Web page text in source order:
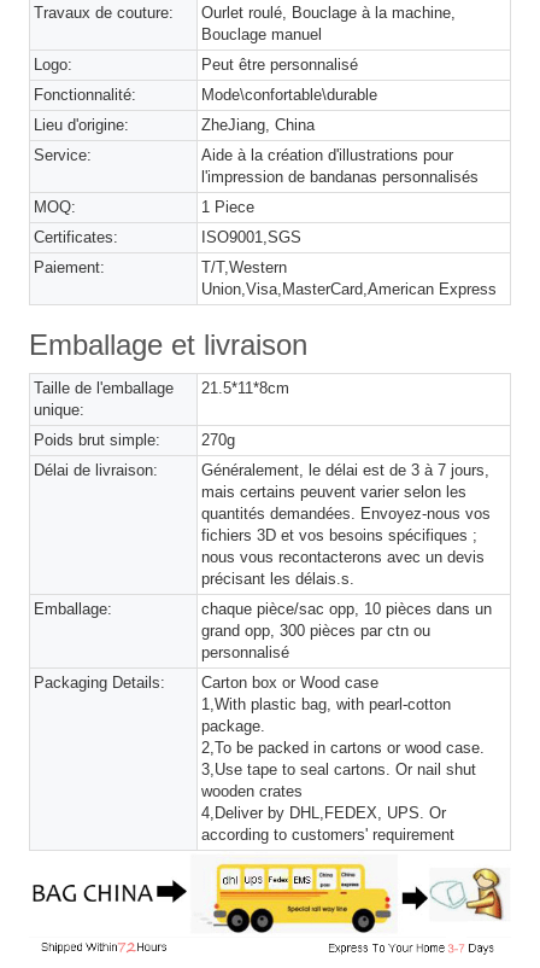
Travaux de couture:
Ourlet roulé, Bouclage à la machine,
Bouclage manuel
Logo:
Peut être personnalisé
Fonctionnalité:
Mode\confortable\durable
Lieu d'origine:
ZheJiang, China
Service:
Aide à la création d'illustrations pour
l'impression de bandanas personnalisés
MOQ:
1 Piece
Certificates:
ISO9001,SGS
Paiement:
T/T,Western
Union,Visa,MasterCard,American Express
Emballage et livraison
Taille de l'emballage
unique:
21.5*11*8cm
Poids brut simple:
270g
Délai de livraison:
Généralement, le délai est de 3 à 7 jours,
mais certains peuvent varier selon les
quantités demandées. Envoyez-nous vos
fichiers 3D et vos besoins spécifiques ;
nous vous recontacterons avec un devis
précisant les délais.s.
Emballage:
chaque pièce/sac opp, 10 pièces dans un
grand opp, 300 pièces par ctn ou
personnalisé
Packaging Details:
Carton box or Wood case
1,With plastic bag, with pearl-cotton
package.
2,To be packed in cartons or wood case.
3,Use tape to seal cartons. Or nail shut
wooden crates
4,Deliver by DHL,FEDEX, UPS. Or
according to customers' requirement